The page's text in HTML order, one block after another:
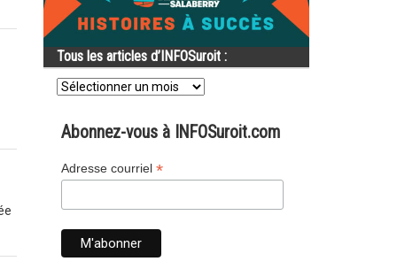
Tous les articles d’INFOSuroit :
Tous
les
d’INFOSuroit
Abonnez-vous à INFOSuroit.com
Adresse courriel *